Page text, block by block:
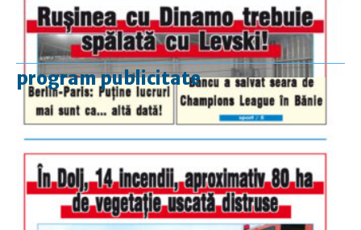
program publicitate
luni-vineri
9.00 - 17.00
duminică
9.00 - 12.00